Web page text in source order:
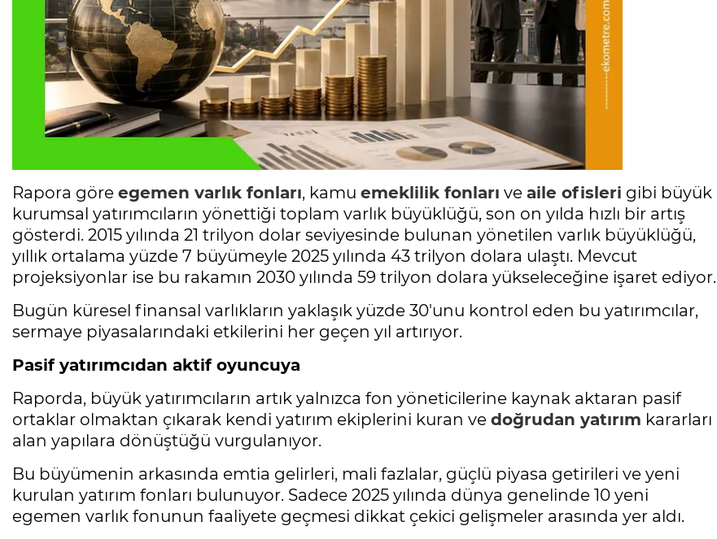
Rapora göre egemen varlık fonları, kamu emeklilik fonları ve aile ofisleri gibi büyük
kurumsal yatırımcıların yönettiği toplam varlık büyüklüğü, son on yılda hızlı bir artış
gösterdi. 2015 yılında 21 trilyon dolar seviyesinde bulunan yönetilen varlık büyüklüğü,
yıllık ortalama yüzde 7 büyümeyle 2025 yılında 43 trilyon dolara ulaştı. Mevcut
projeksiyonlar ise bu rakamın 2030 yılında 59 trilyon dolara yükseleceğine işaret ediyor.
Bugün küresel finansal varlıkların yaklaşık yüzde 30'unu kontrol eden bu yatırımcılar,
sermaye piyasalarındaki etkilerini her geçen yıl artırıyor.
Pasif yatırımcıdan aktif oyuncuya
Raporda, büyük yatırımcıların artık yalnızca fon yöneticilerine kaynak aktaran pasif
ortaklar olmaktan çıkarak kendi yatırım ekiplerini kuran ve doğrudan yatırım kararları
alan yapılara dönüştüğü vurgulanıyor.
Bu büyümenin arkasında emtia gelirleri, mali fazlalar, güçlü piyasa getirileri ve yeni
kurulan yatırım fonları bulunuyor. Sadece 2025 yılında dünya genelinde 10 yeni
egemen varlık fonunun faaliyete geçmesi dikkat çekici gelişmeler arasında yer aldı.